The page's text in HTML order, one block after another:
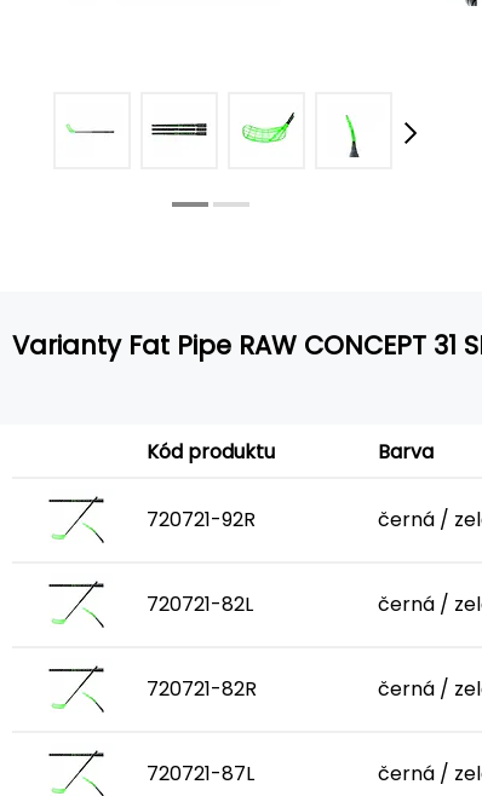
Varianty Fat Pipe RAW CONCEPT 31
Kód produktu Barva
720721-92R černá /
720721-82L černá /
720721-82R černá /
720721-87L černá /